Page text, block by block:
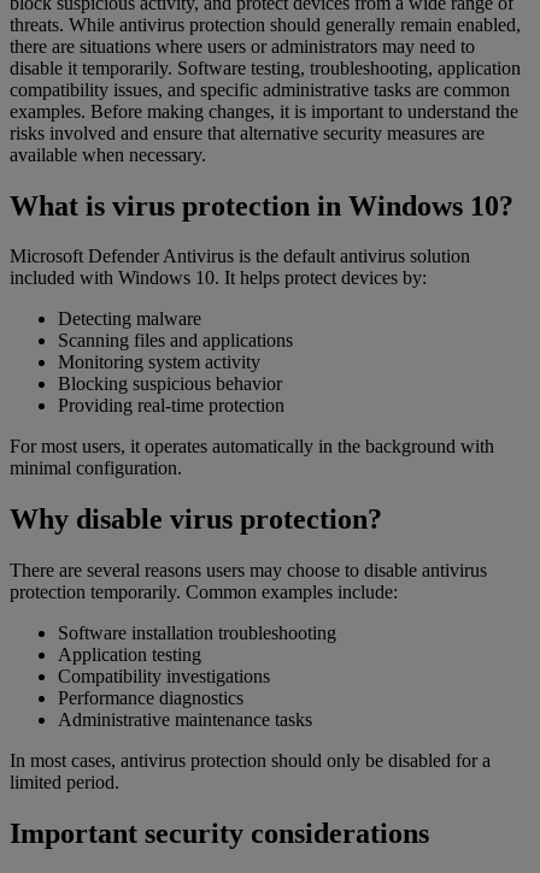
threats. While antivirus protection should generally remain enabled,
there are situations where users or administrators may need to
disable it temporarily. Software testing, troubleshooting, application
compatibility issues, and specific administrative tasks are common
examples. Before making changes, it is important to understand the
risks involved and ensure that alternative security measures are
available when necessary.
What is virus protection in Windows 10?
Microsoft Defender Antivirus is the default antivirus solution
included with Windows 10. It helps protect devices by:
Detecting malware
Scanning files and applications
Monitoring system activity
Blocking suspicious behavior
Providing real-time protection
For most users, it operates automatically in the background with
minimal configuration.
Why disable virus protection?
There are several reasons users may choose to disable antivirus
protection temporarily. Common examples include:
Software installation troubleshooting
Application testing
Compatibility investigations
Performance diagnostics
Administrative maintenance tasks
In most cases, antivirus protection should only be disabled for a
limited period.
Important security considerations